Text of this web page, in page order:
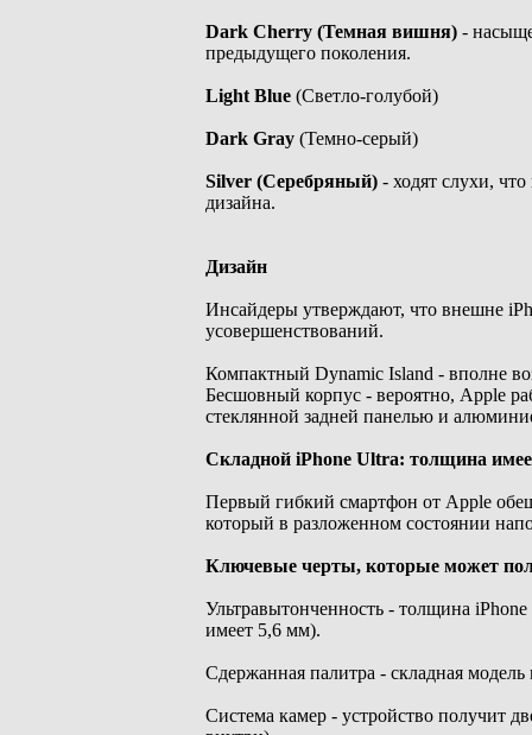
Dark Cherry (Темная вишня) -
предыдущего поколения.
Light Blue (Светло-голубой)
Dark Gray (Темно-серый)
Silver (Серебряный) - ходят слухи,
дизайна.
Дизайн
Инсайдеры утверждают, что внешне
усовершенствований.
Компактный Dynamic Island - вполне
Бесшовный корпус - вероятно, Apple
стеклянной задней панелью и
Складной iPhone Ultra: толщина
Первый гибкий смартфон от Apple
который в разложенном состоянии
Ключевые черты, которые может
Ультравытонченность - толщина
имеет 5,6 мм).
Сдержанная палитра - складная
Система камер - устройство получит